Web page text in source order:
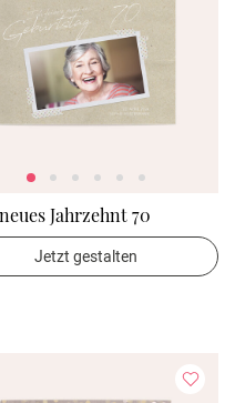
Jahrzehnt 70
Jetzt gestalten